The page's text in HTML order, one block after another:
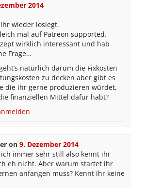
2014
wieder loslegt.
mal auf Patreon supported.
wirklich interessant und hab
Frage…
natürlich darum die Fixkosten
zu decken aber gibt es
die ihr gerne produzieren würdet,
finanziellen Mittel dafür habt?
on 9. Dezember 2014
ich immer sehr still also kennt ihr
eh nicht. Aber warum startet ihr
anfangen muss? Kennt ihr keine